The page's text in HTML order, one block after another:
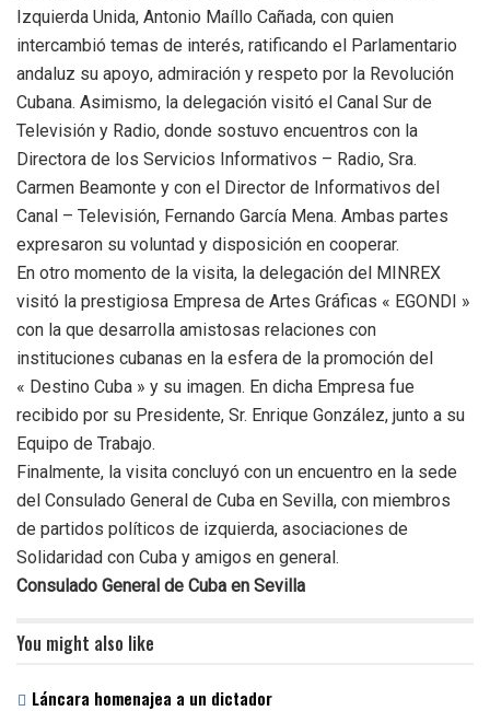
Izquierda Unida, Antonio Maíllo Cañada, con quien
intercambió temas de interés, ratificando el Parlamentario
andaluz su apoyo, admiración y respeto por la Revolución
Cubana. Asimismo, la delegación visitó el Canal Sur de
Televisión y Radio, donde sostuvo encuentros con la
Directora de los Servicios Informativos – Radio, Sra.
Carmen Beamonte y con el Director de Informativos del
Canal – Televisión, Fernando García Mena. Ambas partes
expresaron su voluntad y disposición en cooperar.
En otro momento de la visita, la delegación del MINREX
visitó la prestigiosa Empresa de Artes Gráficas « EGONDI »
con la que desarrolla amistosas relaciones con
instituciones cubanas en la esfera de la promoción del
« Destino Cuba » y su imagen. En dicha Empresa fue
recibido por su Presidente, Sr. Enrique González, junto a su
Equipo de Trabajo.
Finalmente, la visita concluyó con un encuentro en la sede
del Consulado General de Cuba en Sevilla, con miembros
de partidos políticos de izquierda, asociaciones de
Solidaridad con Cuba y amigos en general.
Consulado General de Cuba en Sevilla
You might also like
Láncara homenajea a un dictador